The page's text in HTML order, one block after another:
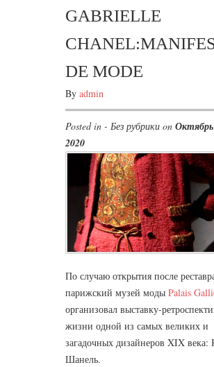
GABRIELLE
DE MODE
By admin
Posted in - Без рубрики on
2020
По случаю открытия после
парижский музей моды Palais
организовал выставку-
жизни одной из самых великих и
загадочных дизайнеров XIX века:
Шанель.